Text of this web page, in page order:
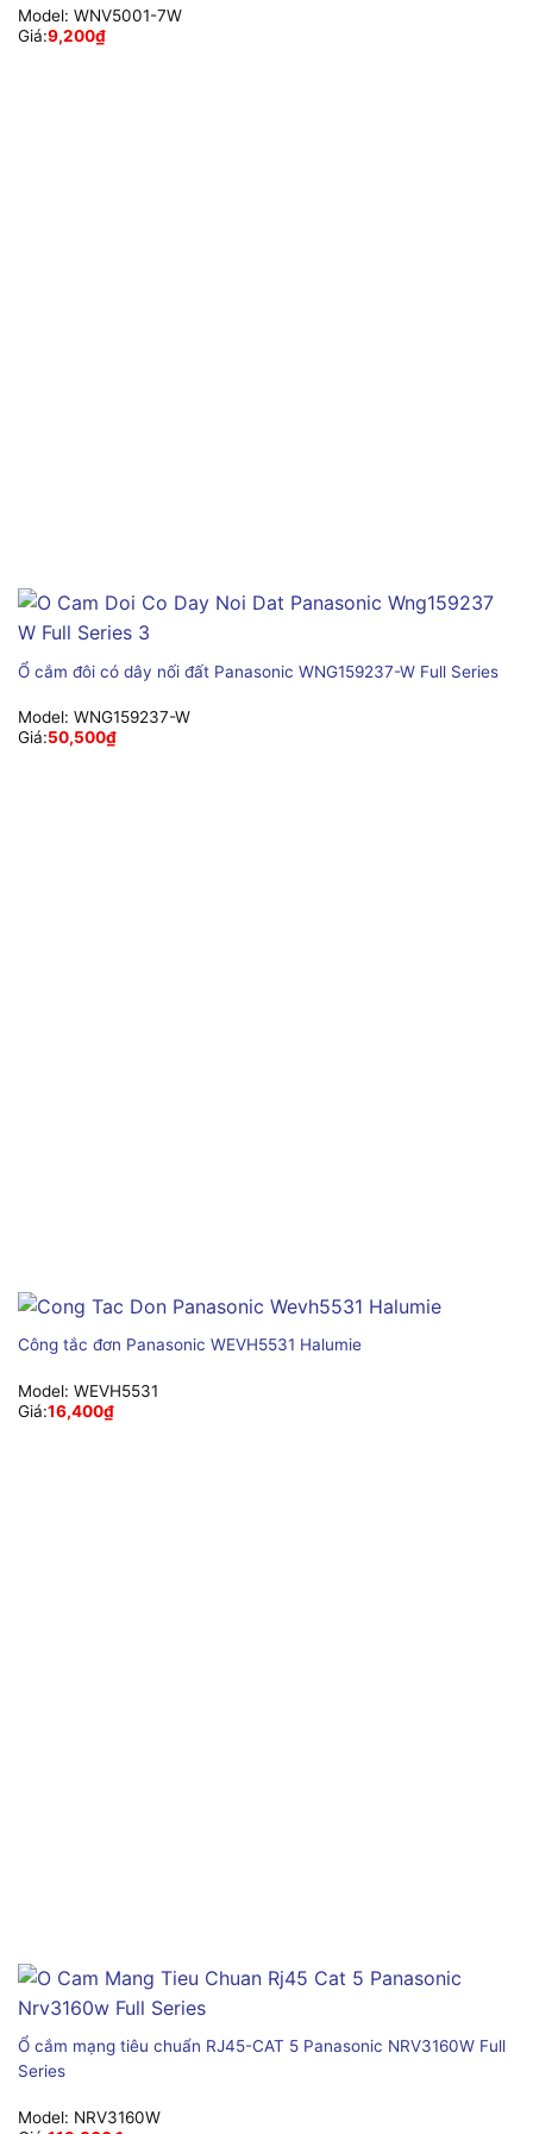
Model: WNV5001-7W
Giá:9,200₫
Ổ cắm đôi có dây nối đất Panasonic WNG159237-W Full Series
Model: WNG159237-W
Giá:50,500₫
Công tắc đơn Panasonic WEVH5531 Halumie
Model: WEVH5531
Giá:16,400₫
Ổ cắm mạng tiêu chuẩn RJ45-CAT 5 Panasonic NRV3160W Full
Series
Model: NRV3160W